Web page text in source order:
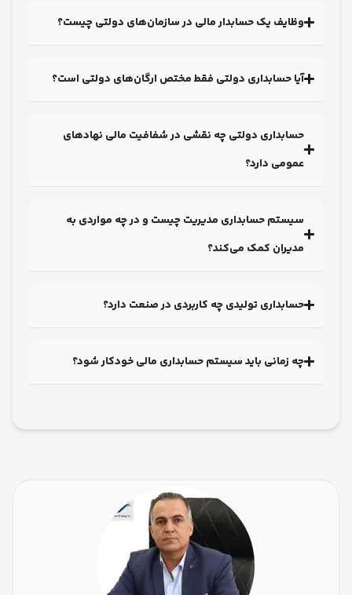
یک حسابدار مالی در سازمان‌های دولتی چیست؟
حسابداری دولتی فقط مختص ارگان‌های دولتی است؟
دولتی چه نقشی در شفافیت مالی نهادهای
دارد؟
حسابداری مدیریت چیست و در چه مواردی به
کمک می‌کند؟
تولیدی چه کاربردی در صنعت دارد؟
زمانی باید سیستم حسابداری مالی خودکار شود؟